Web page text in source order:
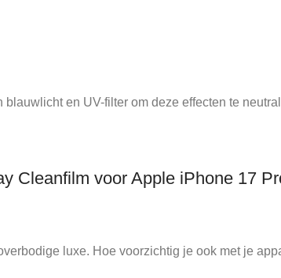
en UV-filter om deze effecten te
Cleanfilm voor Apple iPhone 17
luxe. Hoe voorzichtig je ook met je